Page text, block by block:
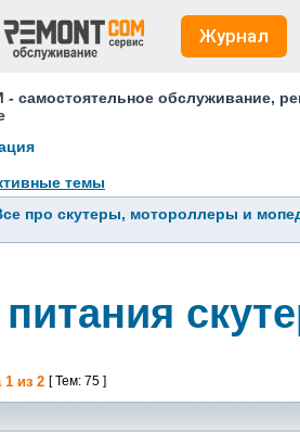
Журнал
- самостоятельное
темы
про скутеры, мотороллеры и
1 из 2 [ Тем: 75 ]